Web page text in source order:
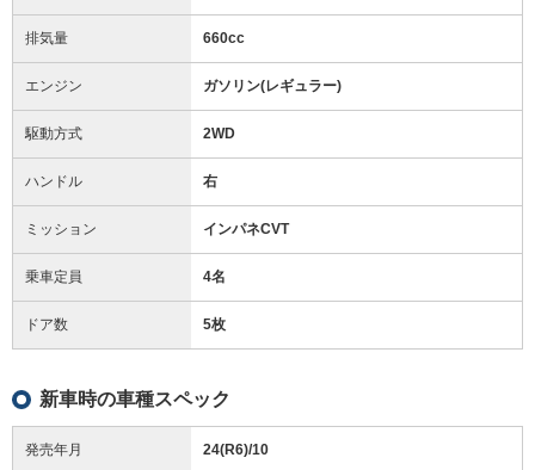
排気量 660cc
エンジン ガソリン(レギュラー)
駆動方式 2WD
ハンドル 右
ミッション インパネCVT
乗車定員 4名
ドア数 5枚
新車時の車種スペック
発売年月 24(R6)/10